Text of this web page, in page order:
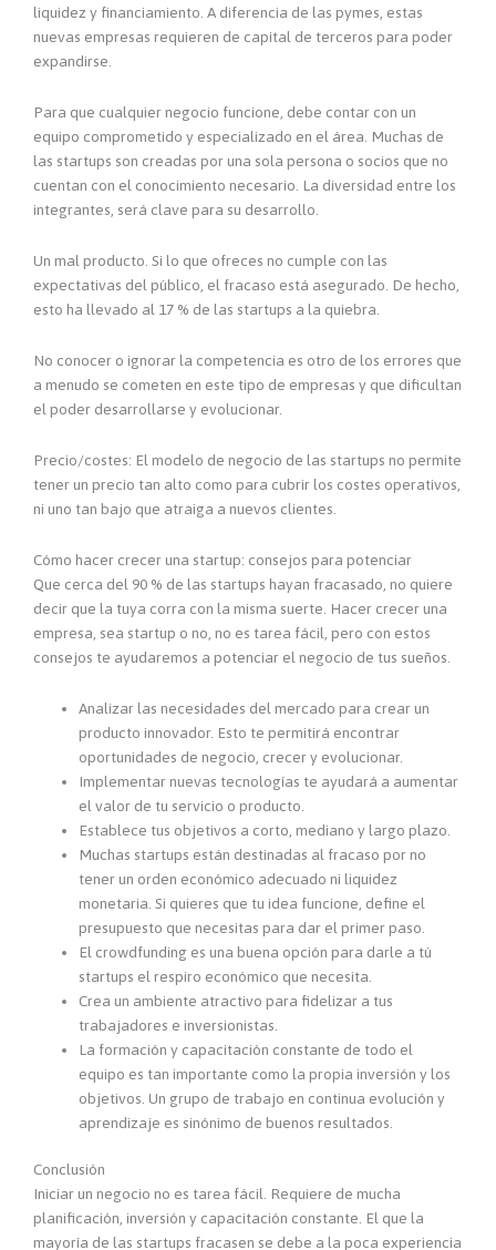
liquidez y financiamiento. A diferencia de las pymes, estas
nuevas empresas requieren de capital de terceros para poder
expandirse.
Para que cualquier negocio funcione, debe contar con un
equipo comprometido y especializado en el área. Muchas de
las startups son creadas por una sola persona o socios que no
cuentan con el conocimiento necesario. La diversidad entre los
integrantes, será clave para su desarrollo.
Un mal producto. Si lo que ofreces no cumple con las
expectativas del público, el fracaso está asegurado. De hecho,
esto ha llevado al 17 % de las startups a la quiebra.
No conocer o ignorar la competencia es otro de los errores que
a menudo se cometen en este tipo de empresas y que dificultan
el poder desarrollarse y evolucionar.
Precio/costes: El modelo de negocio de las startups no permite
tener un precio tan alto como para cubrir los costes operativos,
ni uno tan bajo que atraiga a nuevos clientes.
Cómo hacer crecer una startup: consejos para potenciar
Que cerca del 90 % de las startups hayan fracasado, no quiere
decir que la tuya corra con la misma suerte. Hacer crecer una
empresa, sea startup o no, no es tarea fácil, pero con estos
consejos te ayudaremos a potenciar el negocio de tus sueños.
Analizar las necesidades del mercado para crear un
producto innovador. Esto te permitirá encontrar
oportunidades de negocio, crecer y evolucionar.
Implementar nuevas tecnologías te ayudará a aumentar
el valor de tu servicio o producto.
Establece tus objetivos a corto, mediano y largo plazo.
Muchas startups están destinadas al fracaso por no
tener un orden económico adecuado ni liquidez
monetaria. Si quieres que tu idea funcione, define el
presupuesto que necesitas para dar el primer paso.
El crowdfunding es una buena opción para darle a tú
startups el respiro económico que necesita.
Crea un ambiente atractivo para fidelizar a tus
trabajadores e inversionistas.
La formación y capacitación constante de todo el
equipo es tan importante como la propia inversión y los
objetivos. Un grupo de trabajo en continua evolución y
aprendizaje es sinónimo de buenos resultados.
Conclusión
Iniciar un negocio no es tarea fácil. Requiere de mucha
planificación, inversión y capacitación constante. El que la
mayoría de las startups fracasen se debe a la poca experiencia